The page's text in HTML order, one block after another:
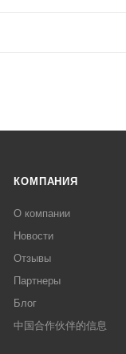
КОМПАНИЯ
О компании
Новости
Отзывы
Партнеры
Блог
中国合作伙伴的信息